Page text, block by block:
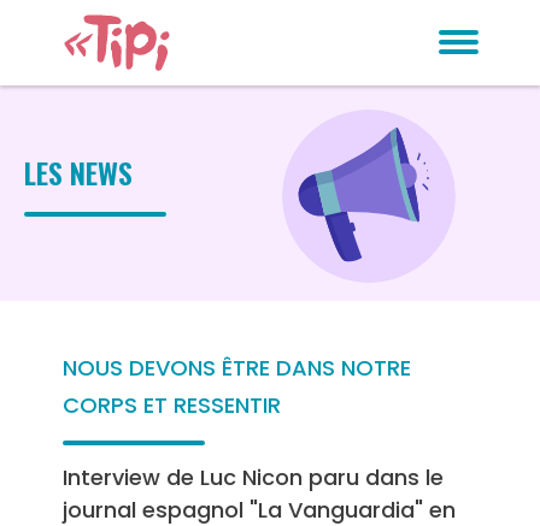
LES NEWS
NOUS DEVONS ÊTRE DANS NOTRE
CORPS ET RESSENTIR
Interview de Luc Nicon paru dans le
journal espagnol "La Vanguardia" en